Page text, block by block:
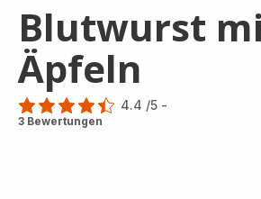
Blutwurst
Äpfeln
ratings.4.4
4.4 /5 -
3 Bewertungen